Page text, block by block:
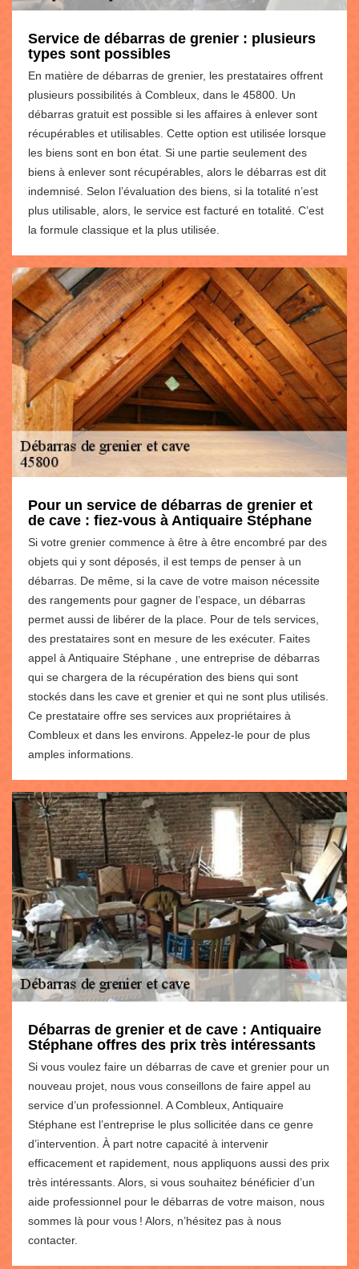
Service de débarras de grenier : plusieurs
types sont possibles
En matière de débarras de grenier, les prestataires offrent
plusieurs possibilités à Combleux, dans le 45800. Un
débarras gratuit est possible si les affaires à enlever sont
récupérables et utilisables. Cette option est utilisée lorsque
les biens sont en bon état. Si une partie seulement des
biens à enlever sont récupérables, alors le débarras est dit
indemnisé. Selon l’évaluation des biens, si la totalité n’est
plus utilisable, alors, le service est facturé en totalité. C’est
la formule classique et la plus utilisée.
Pour un service de débarras de grenier et
de cave : fiez-vous à Antiquaire Stéphane
Si votre grenier commence à être à être encombré par des
objets qui y sont déposés, il est temps de penser à un
débarras. De même, si la cave de votre maison nécessite
des rangements pour gagner de l’espace, un débarras
permet aussi de libérer de la place. Pour de tels services,
des prestataires sont en mesure de les exécuter. Faites
appel à Antiquaire Stéphane , une entreprise de débarras
qui se chargera de la récupération des biens qui sont
stockés dans les cave et grenier et qui ne sont plus utilisés.
Ce prestataire offre ses services aux propriétaires à
Combleux et dans les environs. Appelez-le pour de plus
amples informations.
Débarras de grenier et de cave : Antiquaire
Stéphane offres des prix très intéressants
Si vous voulez faire un débarras de cave et grenier pour un
nouveau projet, nous vous conseillons de faire appel au
service d’un professionnel. A Combleux, Antiquaire
Stéphane est l’entreprise le plus sollicitée dans ce genre
d’intervention. À part notre capacité à intervenir
efficacement et rapidement, nous appliquons aussi des prix
très intéressants. Alors, si vous souhaitez bénéficier d’un
aide professionnel pour le débarras de votre maison, nous
sommes là pour vous ! Alors, n’hésitez pas à nous
contacter.